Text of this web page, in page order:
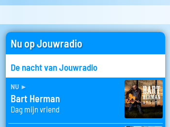
Nu op Jouwradio
De nacht van Jouwradio
nu ►
Bart Herman
Dag mijn vriend